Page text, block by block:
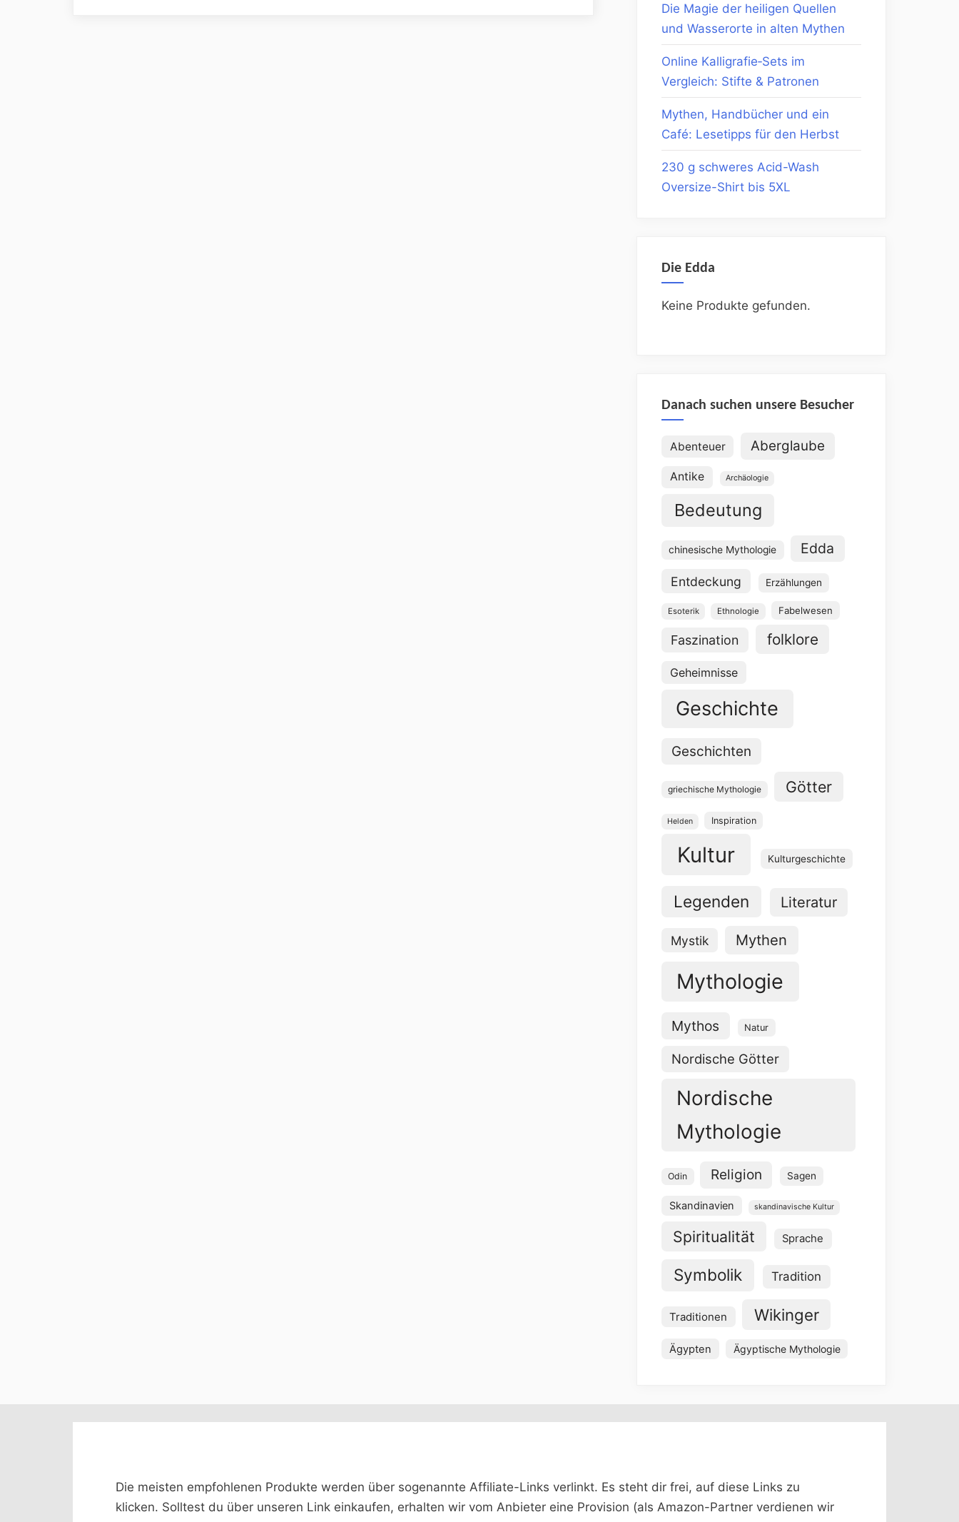
Die Magie der heiligen Quellen
und Wasserorte in alten Mythen
Online Kalligrafie‑Sets im
Vergleich: Stifte & Patronen
Mythen, Handbücher und ein
Café: Lesetipps für den Herbst
230 g schweres Acid-Wash
Oversize-Shirt bis 5XL
Die Edda
Keine Produkte gefunden.
Danach suchen unsere Besucher
Abenteuer Aberglaube
Antike Archäologie
Bedeutung
chinesische Mythologie Edda
Entdeckung Erzählungen
Esoterik Ethnologie Fabelwesen
Faszination folklore
Geheimnisse
Geschichte
Geschichten
griechische Mythologie Götter
Helden Inspiration
Kultur Kulturgeschichte
Legenden Literatur
Mystik Mythen
Mythologie
Mythos Natur
Nordische Götter
Nordische
Mythologie
Odin Religion Sagen
Skandinavien skandinavische Kultur
Spiritualität Sprache
Symbolik Tradition
Traditionen Wikinger
Ägypten Ägyptische Mythologie
Die meisten empfohlenen Produkte werden über sogenannte Affiliate-Links verlinkt. Es steht dir frei, auf diese Links zu
klicken. Solltest du über unseren Link einkaufen, erhalten wir vom Anbieter eine Provision (als Amazon-Partner verdienen wir